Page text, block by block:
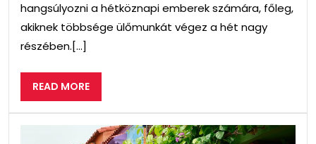
hangsúlyozni a hétköznapi emberek számára, főleg,
akiknek többsége ülőmunkát végez a hét nagy
részében.[...]
READ MOREREAD
MORE